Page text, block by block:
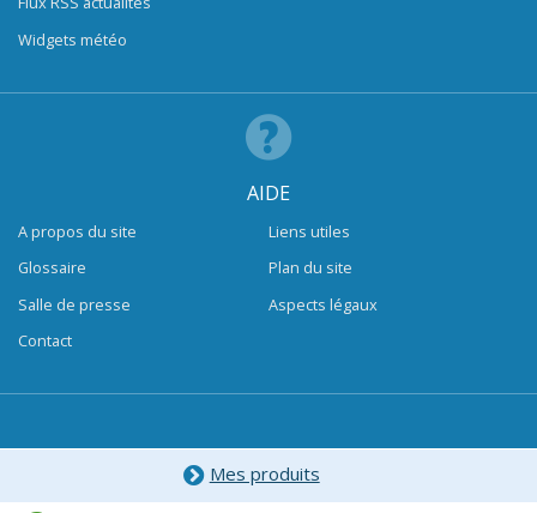
Widgets météo
AIDE
A propos du site
Glossaire
Salle de presse
Contact
Liens utiles
Plan du site
Aspects légaux
Mes produits